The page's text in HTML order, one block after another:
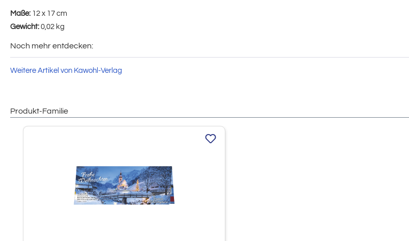
Maße: 12 x 17 cm
Gewicht: 0,02 kg
Noch mehr entdecken:
Weitere Artikel von Kawohl-Verlag
Produkt-Familie
Produktgalerie überspringen